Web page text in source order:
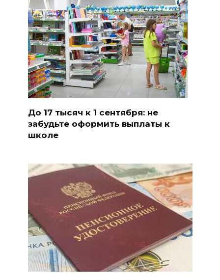
До 17 тысяч к 1 сентября: не
забудьте оформить выплаты к
школе